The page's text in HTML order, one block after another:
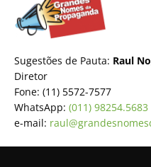
Sugestões de Pauta: Raul
Diretor
Fone: (11) 5572-7577
WhatsApp: (011) 98254.5683
e-mail: